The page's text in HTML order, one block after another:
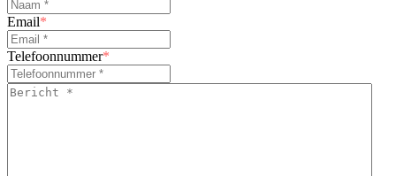
Email*
Telefoonnummer*
Bericht